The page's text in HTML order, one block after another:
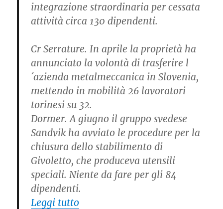
integrazione straordinaria per cessata
attività circa 130 dipendenti.
Cr Serrature. In aprile la proprietà ha
annunciato la volontà di trasferire l
´azienda metalmeccanica in Slovenia,
mettendo in mobilità 26 lavoratori
torinesi su 32.
Dormer. A giugno il gruppo svedese
Sandvik ha avviato le procedure per la
chiusura dello stabilimento di
Givoletto, che produceva utensili
speciali. Niente da fare per gli 84
dipendenti.
Leggi tutto“Le aziende piemonesi che